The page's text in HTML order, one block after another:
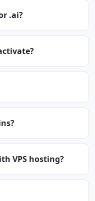
.ai?
VPS hosting?